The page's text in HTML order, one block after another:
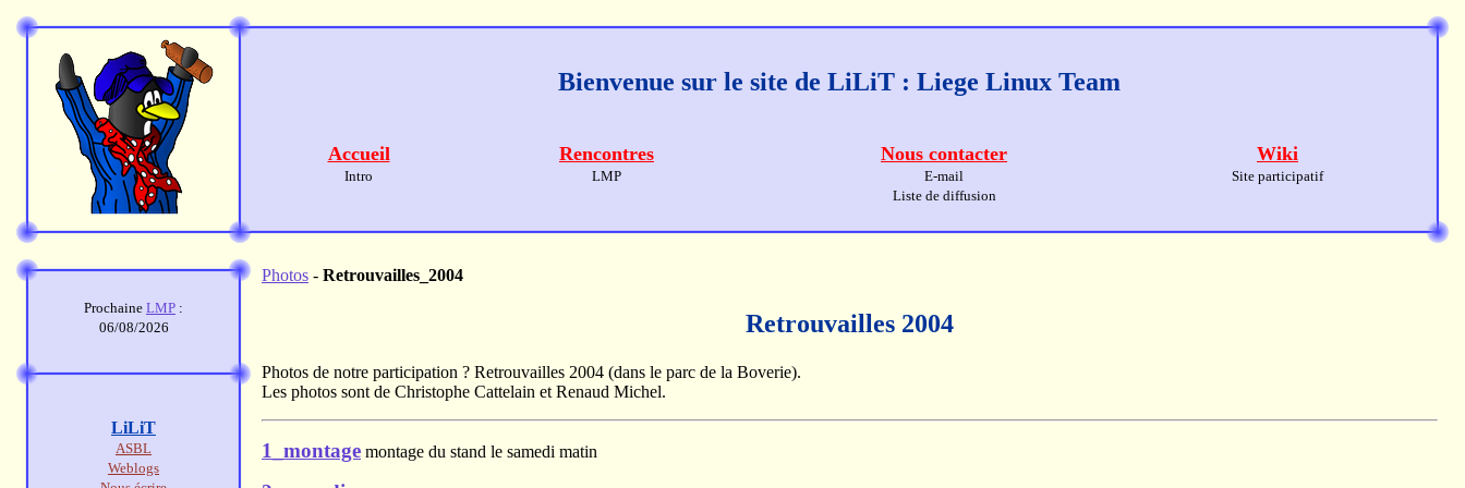
Bienvenue sur le site de LiLiT : Liege Linux Team
Accueil
Intro
Rencontres
LMP
Nous contacter
E-mail
Liste de diffusion
Wiki
Site participatif
Photos - Retrouvailles_2004
Retrouvailles 2004
Photos de notre participation ? Retrouvailles 2004 (dans le parc de la Boverie).
Les photos sont de Christophe Cattelain et Renaud Michel.
1_montage montage du stand le samedi matin
Prochaine LMP :
06/08/2026
LiLiT
ASBL
Weblogs